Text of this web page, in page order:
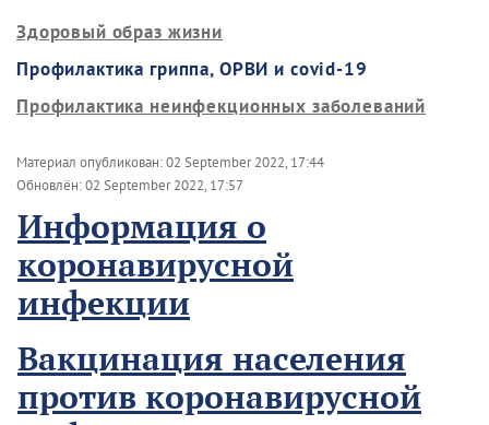
Здоровый образ жизни
Профилактика гриппа, ОРВИ и covid-19
Профилактика неинфекционных заболеваний
Материал опубликован:02 September 2022, 17:44
Обновлён:02 September 2022, 17:57
Информация о
коронавирусной
инфекции
Вакцинация населения
против коронавирусной